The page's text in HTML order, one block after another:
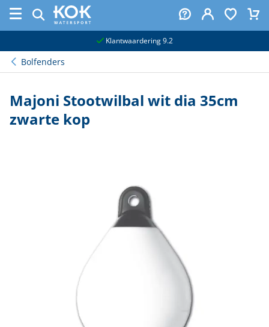
Klantwaardering 9.2
Bolfenders
Majoni Stootwilbal wit dia 35cm
zwarte kop